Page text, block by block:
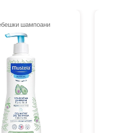
шампоани